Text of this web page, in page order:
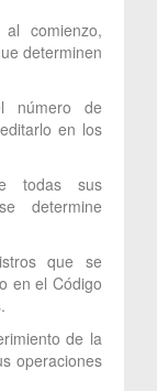
comienzo,
determinen
número de
en los
todas sus
determine
que se
en el Código
de la
operaciones